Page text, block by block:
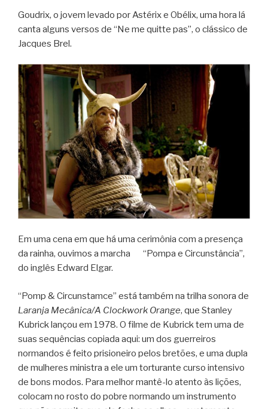
Goudrix, o jovem levado por Astérix e Obélix, uma hora lá
canta alguns versos de “Ne me quitte pas”, o clássico de
Jacques Brel.
Em uma cena em que há uma cerimônia com a presença
da rainha, ouvimos a marcha “Pompa e Circunstância”,
do inglês Edward Elgar.
“Pomp & Circunstamce” está também na trilha sonora de
Laranja Mecânica/A Clockwork Orange, que Stanley
Kubrick lançou em 1978. O filme de Kubrick tem uma de
suas sequências copiada aqui: um dos guerreiros
normandos é feito prisioneiro pelos bretões, e uma dupla
de mulheres ministra a ele um torturante curso intensivo
de bons modos. Para melhor mantê-lo atento às lições,
colocam no rosto do pobre normando um instrumento